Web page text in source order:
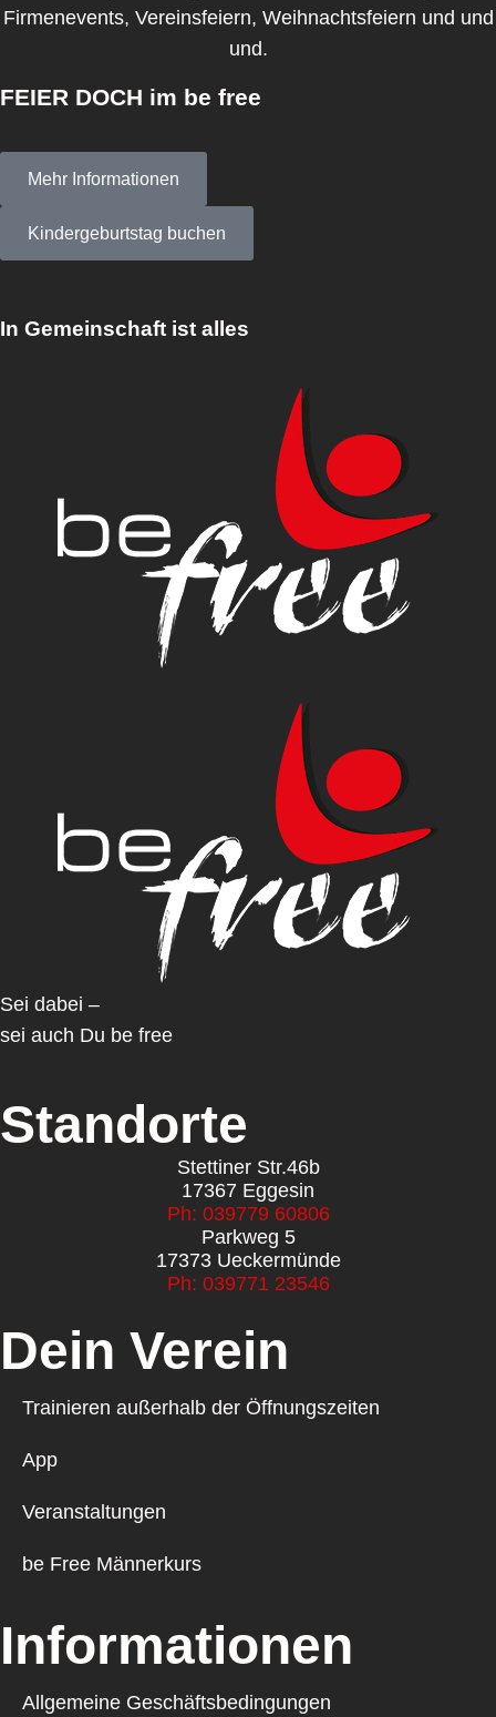
Firmenevents, Vereinsfeiern, Weihnachtsfeiern und und
und.
FEIER DOCH im be free
Mehr Informationen
Kindergeburtstag buchen
In Gemeinschaft ist alles
Sei dabei –
sei auch Du be free
Standorte
Stettiner Str.46b
17367 Eggesin
Ph: 039779 60806
Parkweg 5
17373 Ueckermünde
Ph: 039771 23546
Dein Verein
Trainieren außerhalb der Öffnungszeiten
App
Veranstaltungen
be Free Männerkurs
Informationen
Allgemeine Geschäftsbedingungen